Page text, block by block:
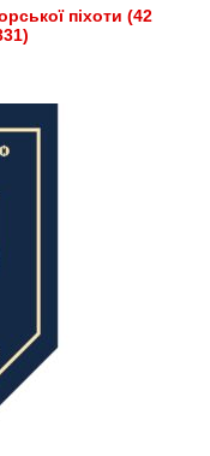
піхоти (42